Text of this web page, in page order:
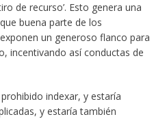
de recurso’. Esto genera una
buena parte de los
un generoso flanco para
incentivando así conductas de
indexar, y estaría
y estaría también